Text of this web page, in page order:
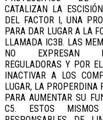
CATALIZAN LA
DEL FACTOR I, UNA
PARA DAR LUGAR A LA
LLAMADA IC3B. LAS
NO EXPRESAN
REGULADORAS Y POR
INACTIVAR A LOS
LUGAR, LA PROPERDINA
PARA AUMENTAR SU
C5. ESTOS MISMOS